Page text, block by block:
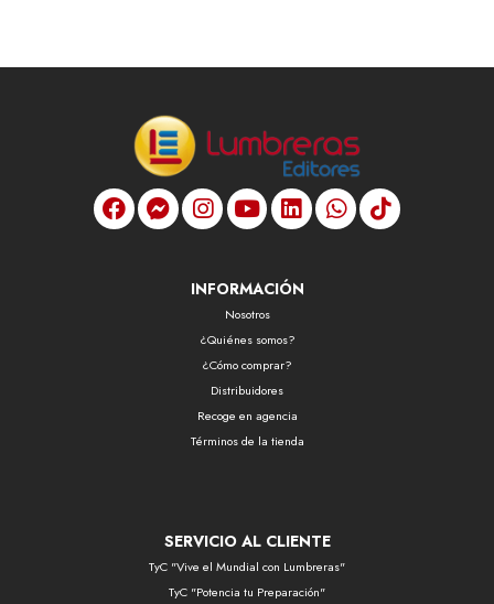
INFORMACIÓN
Nosotros
¿Quiénes somos?
¿Cómo comprar?
Distribuidores
Recoge en agencia
Términos de la tienda
SERVICIO AL CLIENTE
TyC "Vive el Mundial con Lumbreras"
TyC "Potencia tu Preparación"